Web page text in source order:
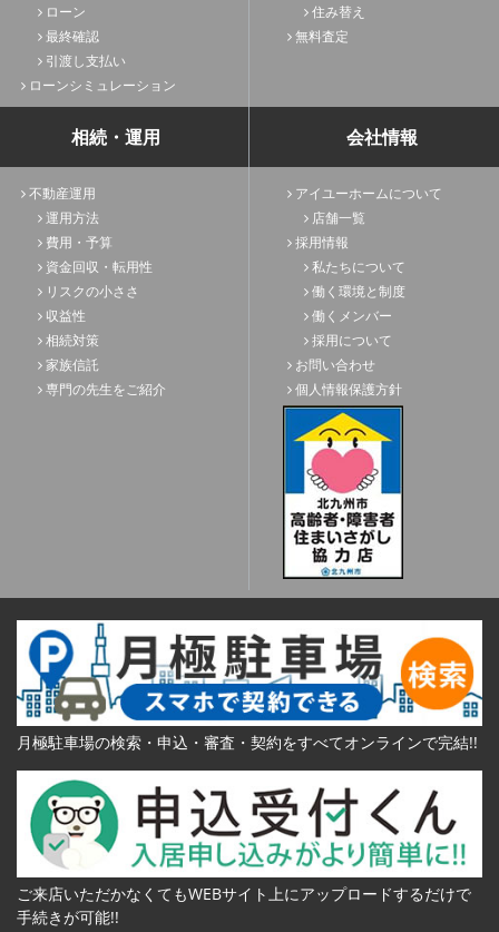
ローン
最終確認
引渡し支払い
ローンシミュレーション
住み替え
無料査定
相続・運用
不動産運用
運用方法
費用・予算
資金回収・転用性
リスクの小ささ
収益性
相続対策
家族信託
専門の先生をご紹介
会社情報
アイユーホームについて
店舗一覧
採用情報
私たちについて
働く環境と制度
働くメンバー
採用について
お問い合わせ
個人情報保護方針
月極駐車場の検索・申込・審査・契約をすべてオンラインで完結!!
ご来店いただかなくてもWEBサイト上にアップロードするだけで
手続きが可能!!